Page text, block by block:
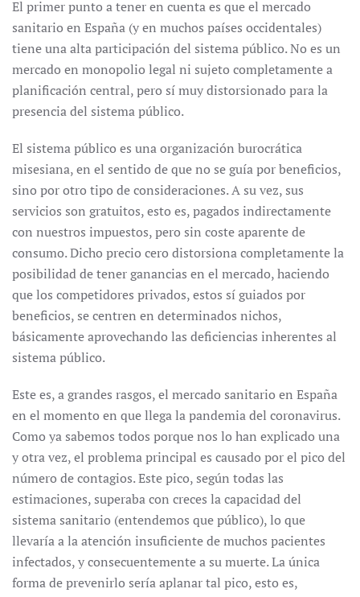
El primer punto a tener en cuenta es que el mercado
sanitario en España (y en muchos países occidentales)
tiene una alta participación del sistema público. No es un
mercado en monopolio legal ni sujeto completamente a
planificación central, pero sí muy distorsionado para la
presencia del sistema público.
El sistema público es una organización burocrática
misesiana, en el sentido de que no se guía por beneficios,
sino por otro tipo de consideraciones. A su vez, sus
servicios son gratuitos, esto es, pagados indirectamente
con nuestros impuestos, pero sin coste aparente de
consumo. Dicho precio cero distorsiona completamente la
posibilidad de tener ganancias en el mercado, haciendo
que los competidores privados, estos sí guiados por
beneficios, se centren en determinados nichos,
básicamente aprovechando las deficiencias inherentes al
sistema público.
Este es, a grandes rasgos, el mercado sanitario en España
en el momento en que llega la pandemia del coronavirus.
Como ya sabemos todos porque nos lo han explicado una
y otra vez, el problema principal es causado por el pico del
número de contagios. Este pico, según todas las
estimaciones, superaba con creces la capacidad del
sistema sanitario (entendemos que público), lo que
llevaría a la atención insuficiente de muchos pacientes
infectados, y consecuentemente a su muerte. La única
forma de prevenirlo sería aplanar tal pico, esto es,